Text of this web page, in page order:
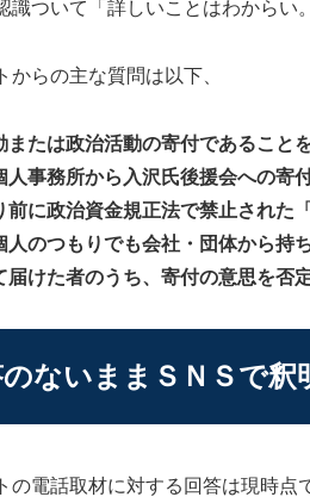
識ついて「詳しいことはわからい
らの主な質問は以下、
たは政治活動の寄付であること
事務所から入沢氏後援会への寄
に政治資金規正法で禁止された
のつもりでも会社・団体から持
けた者のうち、寄付の意思を否
のないままＳＮＳで釈
電話取材に対する回答は現時点